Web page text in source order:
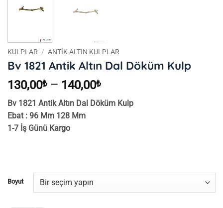
KULPLAR / ANTIK ALTIN KULPLAR
Bv 1821 Antik Altın Dal Döküm Kulp
130,00₺ – 140,00₺Fiyat
aralığı:
130,00₺
Bv 1821 Antik Altın Dal Döküm Kulp
Ebat : 96 Mm 128 Mm
1-7 İş Günü Kargo
Boyut